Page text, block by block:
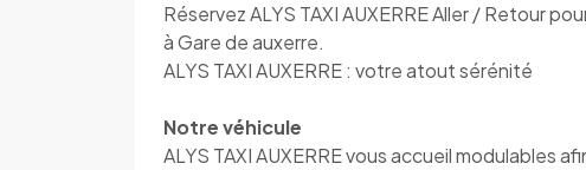
Réservez ALYS TAXI AUXERRE Aller / Retour
à Gare de auxerre.
ALYS TAXI AUXERRE : votre atout sérénité
Notre véhicule
ALYS TAXI AUXERRE vous accueil modulables